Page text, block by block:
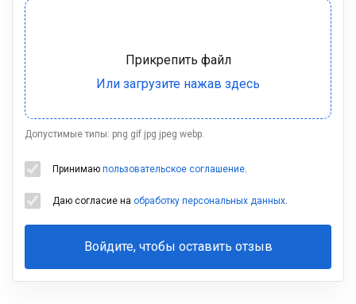
Допустимые типы: png gif jpg jpeg webp.
Принимаю пользовательское соглашение.
Даю согласие на обработку персональных данных.
Войдите, чтобы оставить отзыв
Ваша